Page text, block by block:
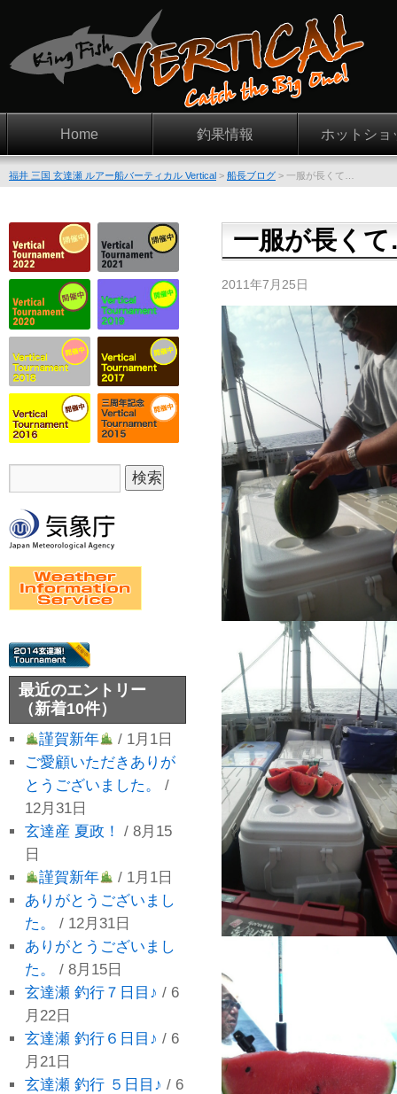
Home 釣果情報 ホットショ
福井 三国 玄達瀬 ルアー船バーティカル Vertical > 船長ブログ > 一服が長くて…
一服が長く
2011年7月25日
最近のエントリー
（新着10件）
謹賀新年
/ 1月1日
ご愛顧いただきありが
とうございました。
/
12月31日
玄達産 夏政！
/ 8月15
日
謹賀新年
/ 1月1日
ありがとうございまし
た。
/ 12月31日
ありがとうございまし
た。
/ 8月15日
玄達瀬 釣行７日目♪ / 6
月22日
玄達瀬 釣行６日目♪ / 6
月21日
玄達瀬 釣行 ５日目♪ / 6